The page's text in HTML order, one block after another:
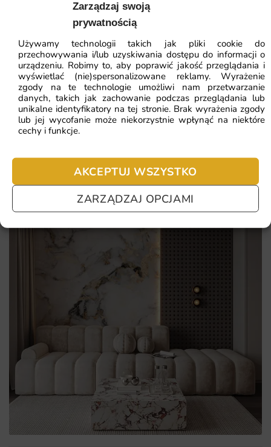
Zarządzaj swoją
prywatnością
Używamy technologii takich jak pliki cookie do
przechowywania i/lub uzyskiwania dostępu do informacji o
urządzeniu. Robimy to, aby poprawić jakość przeglądania i
wyświetlać (nie)spersonalizowane reklamy. Wyrażenie
zgody na te technologie umożliwi nam przetwarzanie
danych, takich jak zachowanie podczas przeglądania lub
unikalne identyfikatory na tej stronie. Brak wyrażenia zgody
lub jej wycofanie może niekorzystnie wpłynąć na niektóre
cechy i funkcje.
AKCEPTUJ WSZYSTKO
ZARZĄDZAJ OPCJAMI
walory estetyczne z trwałością. To rozwiązanie, które
przemienia zwykłą ścianę w wyjątkowy akcent aranżacyjny
pełen klimatu.
Unikalny motyw abstrakcyjna podkreślający indywidualny
styl wnętrza i jego nastrój.
Realizacja na wymiar z gwarancją idealnego dopasowania
do każdej ściany.
dla domowników oraz alergików.
Szybka wysyłka i prosty montaż dzięki czytelnej instrukcji
dołączonej do zamówienia.
Najniższa cena z 30 dni: 41.93
ZOBACZ WSZYSTKIE
Najczęściej zadawane pytania
Pomagamy i doradzamy przy każdym zakupie. Ale jeżeli
nie chcesz czekać – sprawdź najczęściej zadawane pytania.